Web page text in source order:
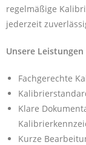
regelmäßige
jederzeit
Unsere
Fachgerechte
Klare
Kurze